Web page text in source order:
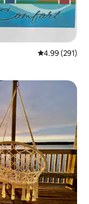
Calificación
4.99 (291)